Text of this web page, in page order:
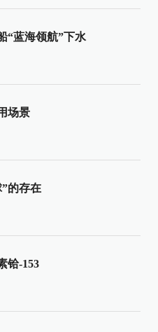
“蓝海领航”下水
场景
的存在
铪-153